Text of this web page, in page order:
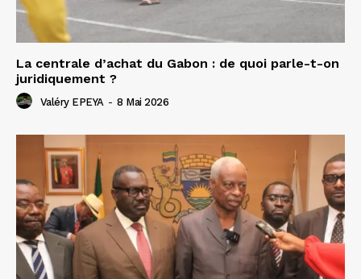
La centrale d’achat du Gabon : de quoi parle-t-on
juridiquement ?
Valéry EPEYA - 8 Mai 2026